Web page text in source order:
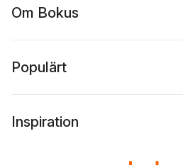
Om Bokus
Populärt
Inspiration